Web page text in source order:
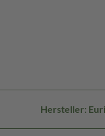
Hersteller: